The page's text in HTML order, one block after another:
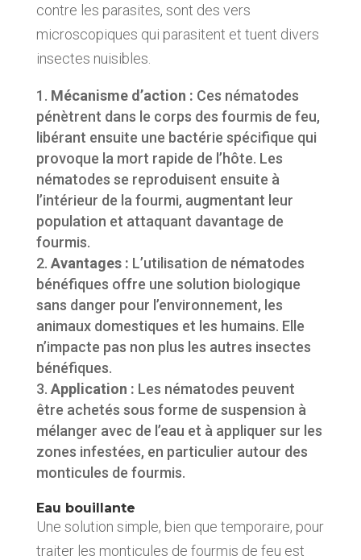
contre les parasites, sont des vers
microscopiques qui parasitent et tuent divers
insectes nuisibles.
Mécanisme d’action : Ces nématodes
pénètrent dans le corps des fourmis de feu,
libérant ensuite une bactérie spécifique qui
provoque la mort rapide de l’hôte. Les
nématodes se reproduisent ensuite à
l’intérieur de la fourmi, augmentant leur
population et attaquant davantage de
fourmis.
Avantages : L’utilisation de nématodes
bénéfiques offre une solution biologique
sans danger pour l’environnement, les
animaux domestiques et les humains. Elle
n’impacte pas non plus les autres insectes
bénéfiques.
Application : Les nématodes peuvent
être achetés sous forme de suspension à
mélanger avec de l’eau et à appliquer sur les
zones infestées, en particulier autour des
monticules de fourmis.
Eau bouillante
Une solution simple, bien que temporaire, pour
traiter les monticules de fourmis de feu est